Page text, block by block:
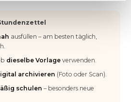
ausfüllen – am besten täglich,
dieselbe Vorlage verwenden.
archivieren (Foto oder Scan).
schulen – besonders neue